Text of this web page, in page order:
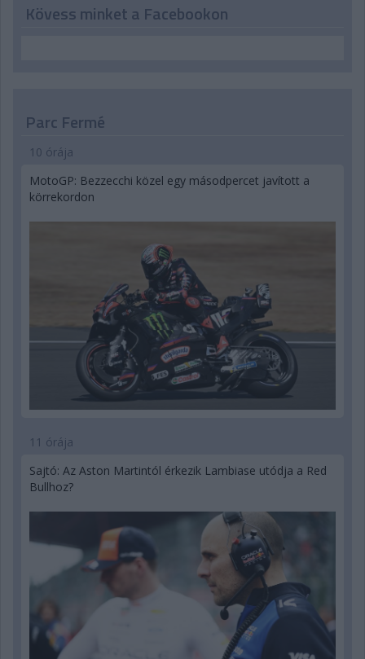
Kövess minket a Facebookon
Parc Fermé
10 órája
MotoGP: Bezzecchi közel egy másodpercet javított a
körrekordon
11 órája
Sajtó: Az Aston Martintól érkezik Lambiase utódja a Red
Bullhoz?